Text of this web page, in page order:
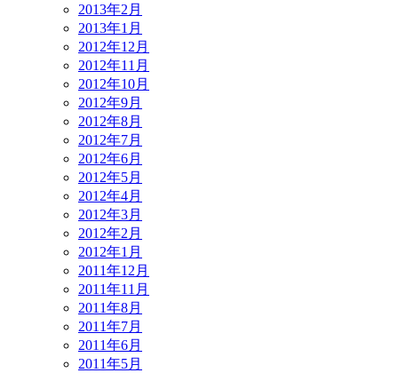
2013年2月
2013年1月
2012年12月
2012年11月
2012年10月
2012年9月
2012年8月
2012年7月
2012年6月
2012年5月
2012年4月
2012年3月
2012年2月
2012年1月
2011年12月
2011年11月
2011年8月
2011年7月
2011年6月
2011年5月